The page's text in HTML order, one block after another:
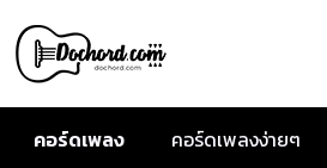
คอร์ดเพลง คอร์ดเพลงง่ายๆ